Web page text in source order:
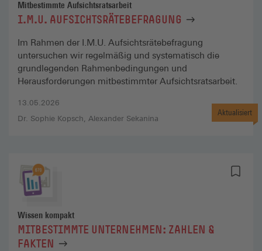
Aktualisiert
Mitbestimmte Aufsichtsratsarbeit
I.M.U. AUFSICHTSRÄTEBEFRAGUNG
13.05.2026
Dr. Sophie Kopsch Alexander Sekanina
Im Rahmen der I.M.U. Aufsichtsrätebefragung
untersuchen wir regelmäßig und systematisch die
grundlegenden Rahmenbedingungen und
Herausforderungen mitbestimmter Aufsichtsratsarbeit.
Wissen kompakt
MITBESTIMMTE UNTERNEHMEN: ZAHLEN &
FAKTEN